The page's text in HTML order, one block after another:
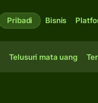
Pribadi Bisnis
Telusuri mata uang